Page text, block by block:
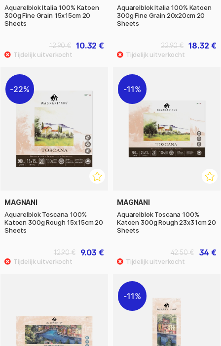
Aquarelblok Italia 100% Katoen
300g Fine Grain 15x15cm 20
Sheets
10.32 €
12.90 €
Aquarelblok Italia 100% Katoen
300g Fine Grain 20x20cm 20
Sheets
18.32 €
22.90 €
22%
MAGNANI
Aquarelblok Toscana 100%
Katoen 300g Rough 15x15cm 20
Sheets
9.03 €
12.90 €
11%
MAGNANI
Aquarelblok Toscana 100%
Katoen 300g Rough 23x31cm 20
Sheets
34 €
42.50 €
11%